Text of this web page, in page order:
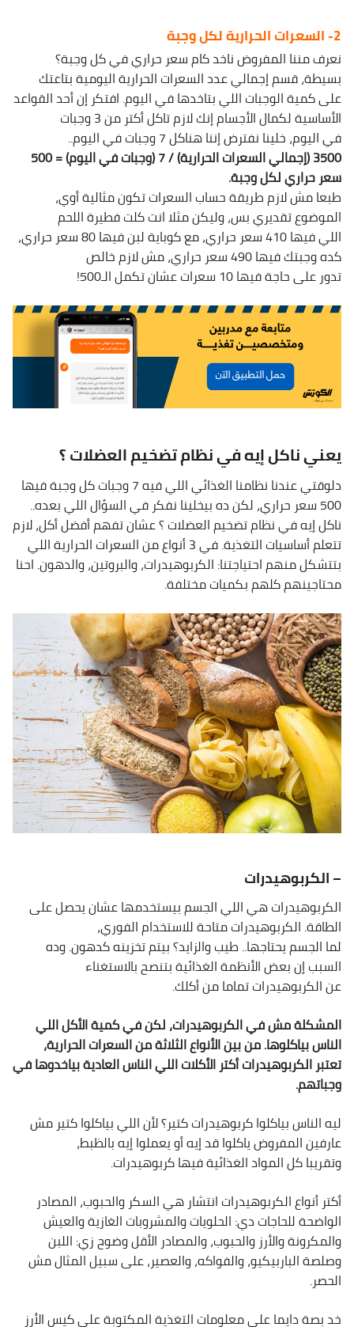
2- السعرات الحرارية لكل وجبة
نعرف مننا المفروض ناخد كام سعر حراري في كل وجبة؟
بسيطة، قسم إجمالي عدد السعرات الحرارية اليومية بتاعتك
على كمية الوجبات اللي بتاخدها في اليوم. افتكر إن أحد القواعد
الأساسية لكمال الأجسام إنك لازم تاكل أكتر من 3 وجبات
في اليوم، خلينا نفترض إننا هناكل 7 وجبات في اليوم..
3500 (إجمالي السعرات الحرارية) / 7 (وجبات في اليوم) = 500
سعر حراري لكل وجبة.
طبعا مش لازم طريقة حساب السعرات تكون مثالية أوي،
الموضوع تقديري بس، وليكن مثلا انت كلت فطيرة اللحم
اللي فيها 410 سعر حراري، مع كوباية لبن فيها 80 سعر حراري،
كده وجبتك فيها 490 سعر حراري، مش لازم خالص
تدور على حاجة فيها 10 سعرات عشان تكمل الـ500!
يعني ناكل إيه في نظام تضخيم العضلات ؟
دلوقتي عندنا نظامنا الغذائي اللي فيه 7 وجبات كل وجبة فيها
500 سعر حراري، لكن ده بيخلينا نفكر في السؤال اللي بعده..
ناكل إيه في نظام تضخيم العضلات ؟ عشان تفهم أفضل أكل، لازم
تتعلم أساسيات التغذية. في 3 أنواع من السعرات الحرارية اللي
بتتشكل منهم احتياجتنا: الكربوهيدرات، والبروتين، والدهون. احنا
محتاجينهم كلهم بكميات مختلفة.
– الكربوهيدرات
الكربوهيدرات هي اللي الجسم بيستخدمها عشان يحصل على
الطاقة. الكربوهيدرات متاحة للاستخدام الفوري،
لما الجسم يحتاجها.. طيب والزايد؟ بيتم تخزينه كدهون. وده
السبب إن بعض الأنظمة الغذائية بتنصح بالاستغناء
عن الكربوهيدرات تماما من أكلك.
المشكلة مش في الكربوهيدرات، لكن في كمية الأكل اللي
الناس بياكلوها. من بين الأنواع الثلاثة من السعرات الحرارية،
تعتبر الكربوهيدرات أكتر الأكلات اللي الناس العادية بياخدوها في
وجباتهم.
ليه الناس بياكلوا كربوهيدرات كتير؟ لأن اللي بياكلوا كتير مش
عارفين المفروض ياكلوا قد إيه أو يعملوا إيه بالظبط،
وتقريبا كل المواد الغذائية فيها كربوهيدرات.
أكتر أنواع الكربوهيدرات انتشار هي السكر والحبوب، المصادر
الواضحة للحاجات دي: الحلويات والمشروبات الغازية والعيش
والمكرونة والأرز والحبوب، والمصادر الأقل وضوح زي: اللبن
وصلصة الباربيكيو، والفواكه، والعصير، على سبيل المثال مش
الحصر.
خد بصة دايما على معلومات التغذية المكتوبة على كيس الأرز